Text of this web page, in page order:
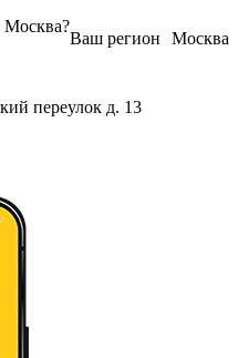
Москва
Ваш регион
Москва?
переулок д. 13